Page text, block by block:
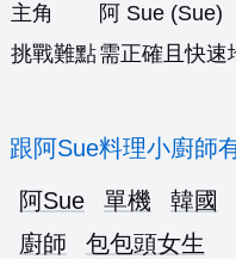
主角
阿 Sue (Sue)
挑戰難點需正確且快速
跟阿Sue料理小廚師
阿Sue
單機 韓國
廚師
包包頭女生